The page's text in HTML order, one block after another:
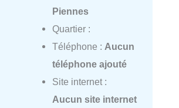
Piennes
Quartier :
Téléphone : Aucun
téléphone ajouté
Site internet :
Aucun site internet